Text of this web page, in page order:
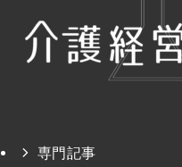
専門記事